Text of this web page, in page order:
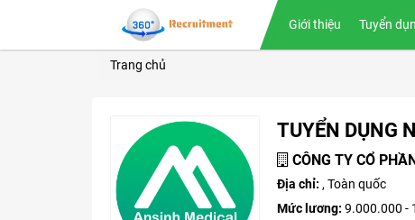
Giới thiệu Tuyển
Trang chủ
TUYỂN DỤNG
CÔNG TY CỔ
Địa chỉ: , Toàn quốc
Mức lương: 9.000.000 -